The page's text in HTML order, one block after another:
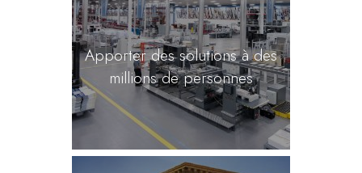
Apporter des solutions à des
millions de personnes